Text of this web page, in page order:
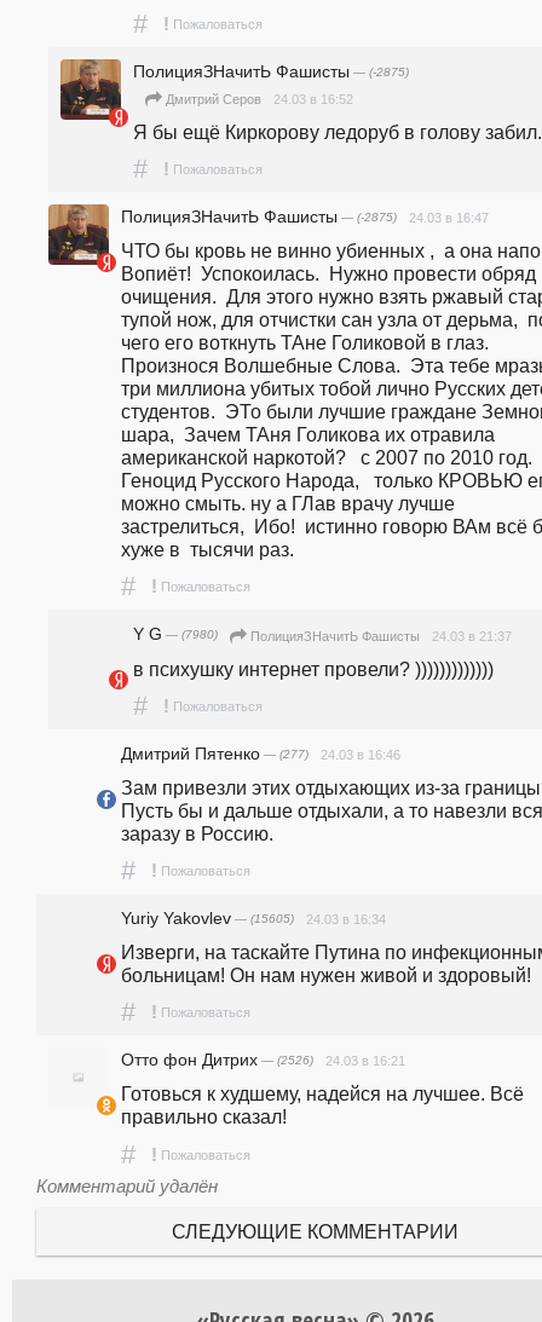
# ! Пожаловаться
ПолицияЗНачитЬ Фашисты — (-2875)
Дмитрий Серов 24.03 в 16:52
Я бы ещё Киркорову ледоруб в голову
# ! Пожаловаться
ПолицияЗНачитЬ Фашисты — (-2875) 24.03 в 16:47
ЧТО бы кровь не винно убиенных ,  а она
Вопиёт!  Успокоилась.  Нужно провести обряд
очищения.  Для этого нужно взять ржавый
тупой нож, для отчистки сан узла от дерьма,
чего его воткнуть ТАне Голиковой в глаз.
Произнося Волшебные Слова.  Эта тебе
три миллиона убитых тобой лично Русских
студентов.  ЭТо были лучшие граждане
шара,  Зачем ТАня Голикова их отравила
американской наркотой?   с 2007 по 2010 год.
Геноцид Русского Народа,   только КРОВЬЮ
можно смыть. ну а ГЛав врачу лучше
застрелиться,  Ибо!  истинно говорю ВАм всё
хуже в  тысячи раз.
# ! Пожаловаться
Y G — (7980) ПолицияЗНачитЬ Фашисты 24.03 в 21:37
в психушку интернет провели? )))))))))))))
# ! Пожаловаться
Дмитрий Пятенко — (277) 24.03 в 16:46
Зам привезли этих отдыхающих из-за
Пусть бы и дальше отдыхали, а то навезли
заразу в Россию.
# ! Пожаловаться
Yuriy Yakovlev — (15605) 24.03 в 16:34
Изверги, на таскайте Путина по
больницам! Он нам нужен живой и здоровый!
# ! Пожаловаться
Отто фон Дитрих — (2526) 24.03 в 16:21
Готовься к худшему, надейся на лучшее. Всё
правильно сказал!
# ! Пожаловаться
Комментарий удалён
СЛЕДУЮЩИЕ КОММЕНТАРИИ